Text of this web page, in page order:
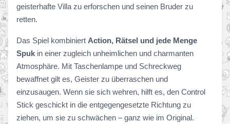
geisterhafte Villa zu erforschen und seinen Bruder zu
retten.
Das Spiel kombiniert Action, Rätsel und jede Menge
Spuk in einer zugleich unheimlichen und charmanten
Atmosphäre. Mit Taschenlampe und Schreckweg
bewaffnet gilt es, Geister zu überraschen und
einzusaugen. Wenn sie sich wehren, hilft es, den Control
Stick geschickt in die entgegengesetzte Richtung zu
ziehen, um sie zu schwächen – ganz wie im Original.